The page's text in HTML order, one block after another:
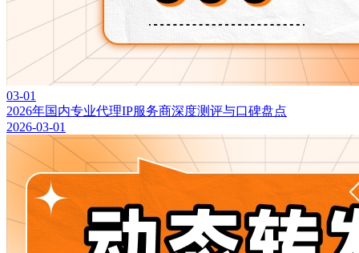
03-01
2026年国内专业代理IP服务商深度测评与口碑盘点
2026-03-01